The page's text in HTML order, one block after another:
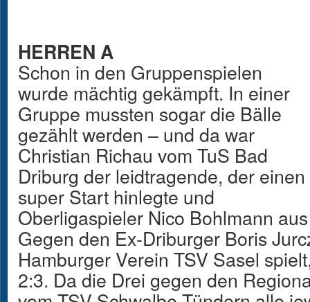
HERREN A
Schon in den Gruppenspielen
wurde mächtig gekämpft. In einer
Gruppe mussten sogar die Bälle
gezählt werden – und da war
Christian Richau vom TuS Bad
Driburg der leidtragende, der einen
super Start hinlegte und
Oberligaspieler Nico Bohlmann
Gegen den Ex-Driburger Boris
Hamburger Verein TSV Sasel
2:3. Da die Drei gegen den